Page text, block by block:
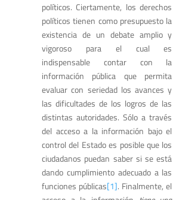
políticos. Ciertamente, los derechos
políticos tienen como presupuesto la
existencia de un debate amplio y
vigoroso para el cual es
indispensable contar con la
información pública que permita
evaluar con seriedad los avances y
las dificultades de los logros de las
distintas autoridades. Sólo a través
del acceso a la información bajo el
control del Estado es posible que los
ciudadanos puedan saber si se está
dando cumplimiento adecuado a las
funciones públicas[1]. Finalmente, el